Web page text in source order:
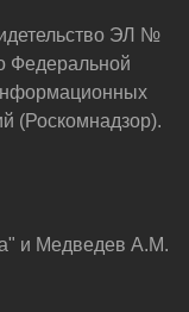
ЭЛ №
Федеральной
(Роскомнадзор).
и Медведев А.М.